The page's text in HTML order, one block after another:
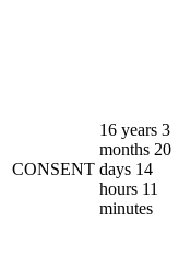
CONSENT
16 years 3
months 20
days 14
hours 11
minutes